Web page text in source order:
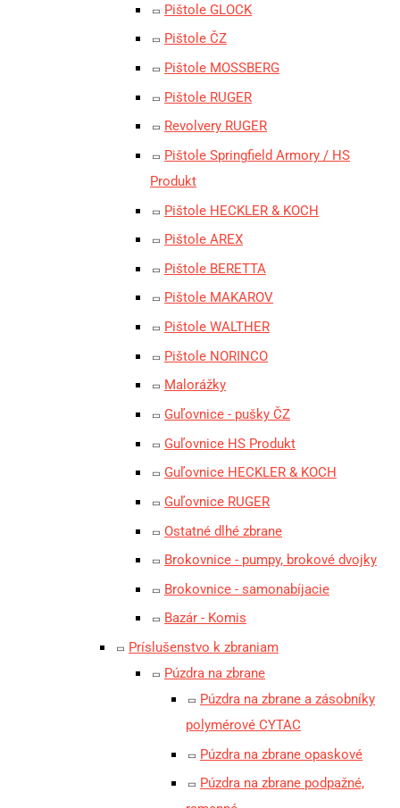
Pištole GLOCK
Pištole ČZ
Pištole MOSSBERG
Pištole RUGER
Revolvery RUGER
Pištole Springfield Armory / HS
Produkt
Pištole HECKLER & KOCH
Pištole AREX
Pištole BERETTA
Pištole MAKAROV
Pištole WALTHER
Pištole NORINCO
Malorážky
Guľovnice - pušky ČZ
Guľovnice HS Produkt
Guľovnice HECKLER & KOCH
Guľovnice RUGER
Ostatné dlhé zbrane
Brokovnice - pumpy, brokové dvojky
Brokovnice - samonabíjacie
Bazár - Komis
Príslušenstvo k zbraniam
Púzdra na zbrane
Púzdra na zbrane a zásobníky
polymérové CYTAC
Púzdra na zbrane opaskové
Púzdra na zbrane podpažné,